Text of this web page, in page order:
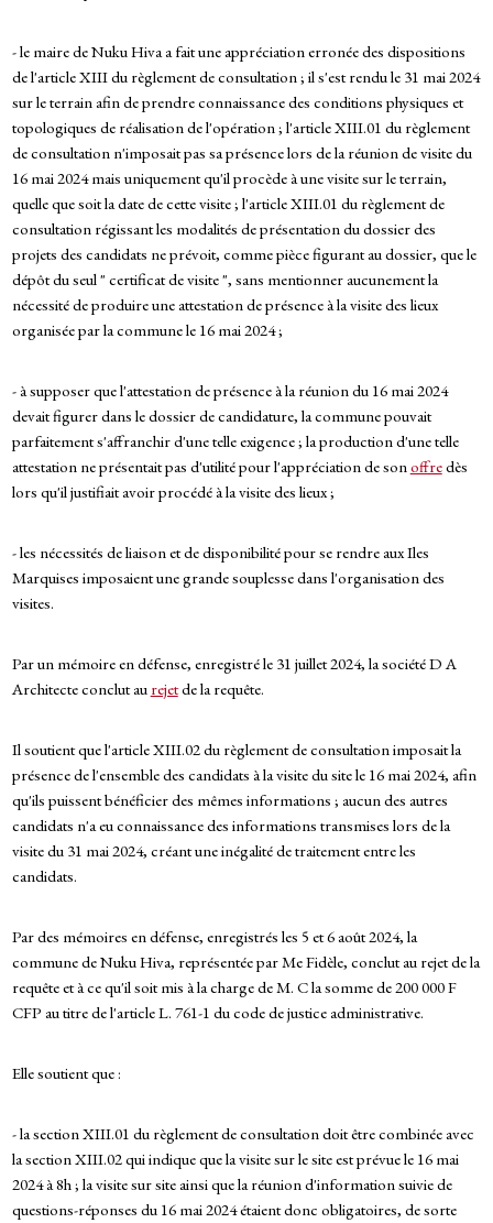
- le maire de Nuku Hiva a fait une appréciation erronée des dispositions
de l'article XIII du règlement de consultation ; il s'est rendu le 31 mai 2024
sur le terrain afin de prendre connaissance des conditions physiques et
topologiques de réalisation de l'opération ; l'article XIII.01 du règlement
de consultation n'imposait pas sa présence lors de la réunion de visite du
16 mai 2024 mais uniquement qu'il procède à une visite sur le terrain,
quelle que soit la date de cette visite ; l'article XIII.01 du règlement de
consultation régissant les modalités de présentation du dossier des
projets des candidats ne prévoit, comme pièce figurant au dossier, que le
dépôt du seul " certificat de visite ", sans mentionner aucunement la
nécessité de produire une attestation de présence à la visite des lieux
organisée par la commune le 16 mai 2024 ;
- à supposer que l'attestation de présence à la réunion du 16 mai 2024
devait figurer dans le dossier de candidature, la commune pouvait
parfaitement s'affranchir d'une telle exigence ; la production d'une telle
attestation ne présentait pas d'utilité pour l'appréciation de sonoffredès
lors qu'il justifiait avoir procédé à la visite des lieux ;
- les nécessités de liaison et de disponibilité pour se rendre aux Iles
Marquises imposaient une grande souplesse dans l'organisation des
visites.
Par un mémoire en défense, enregistré le 31 juillet 2024, la société D A
Architecte conclut au rejetde la requête.
Il soutient que l'article XIII.02 du règlement de consultation imposait la
présence de l'ensemble des candidats à la visite du site le 16 mai 2024, afin
qu'ils puissent bénéficier des mêmes informations ; aucun des autres
candidats n'a eu connaissance des informations transmises lors de la
visite du 31 mai 2024, créant une inégalité de traitement entre les
candidats.
Par des mémoires en défense, enregistrés les 5 et 6 août 2024, la
commune de Nuku Hiva, représentée par Me Fidèle, conclut au rejet de la
requête et à ce qu'il soit mis à la charge de M. C la somme de 200 000 F
CFP au titre de l'article L. 761-1 du code de justice administrative.
Elle soutient que :
- la section XIII.01 du règlement de consultation doit être combinée avec
la section XIII.02 qui indique que la visite sur le site est prévue le 16 mai
2024 à 8h ; la visite sur site ainsi que la réunion d'information suivie de
questions-réponses du 16 mai 2024 étaient donc obligatoires, de sorte